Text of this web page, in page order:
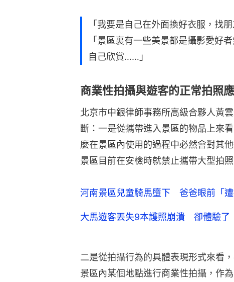
「我要是自己在外面換好衣服，找
「景區裏有一些美景都是攝影愛好
自己欣賞……」
商業性拍攝與遊客的正常拍照
北京市中銀律師事務所高級合夥人黃
斷：一是從攜帶進入景區的物品上來
麼在景區內使用的過程中必然會對其
景區目前在安檢時就禁止攜帶大型拍
河南景區兒童騎馬墮下 爸爸眼前「
大馬遊客丟失9本護照崩潰 卻體驗了
二是從拍攝行為的具體表現形式來看
景區內某個地點進行商業性拍攝，作